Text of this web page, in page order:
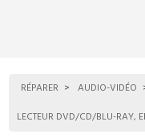
RÉPARER
AUDIO-VIDÉO
LECTEUR DVD/CD/BLU-RAY,